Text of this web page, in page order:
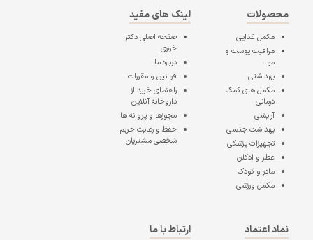
محصولات
مکمل غذایی
مراقبت پوست و
مو
بهداشتی
مکمل های کمک
درمانی
آرایشی
بهداشت جنسی
تجهیزات پزشکی
عطر و ادکلن
مادر و کودک
مکمل ورزشی
لینک های مفید
صفحه اصلیدکتر
خوری
درباره ما
قوانین و مقررات
راهنمای خرید از
داروخانه آنلاین
مجوزها و پروانه ها
حفظ و رعایت حریم
شخصی مشتریان
نماد اعتماد
ارتباط با ما